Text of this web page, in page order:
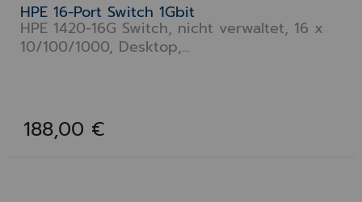
HPE 16-Port Switch 1Gbit
HPE 1420-16G Switch, nicht verwaltet, 16 x
10/100/1000, Desktop,...
188,00 €